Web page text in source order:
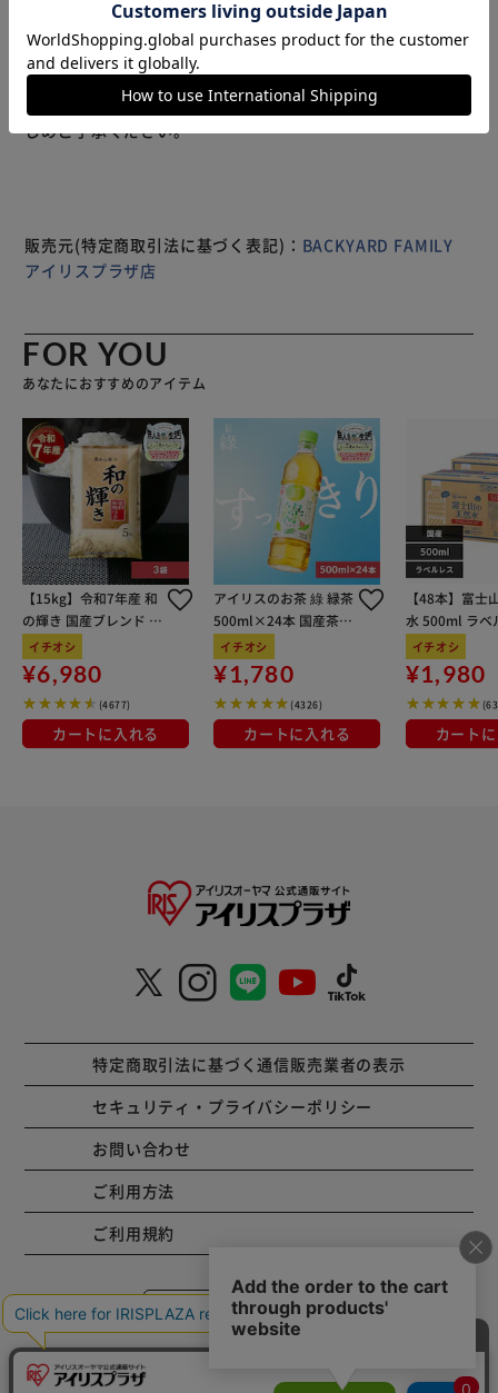
とした平らな面ならどこにでも貼れ、壁面にはがし跡も残り
にくい、まさに魔法のような不思議なシート。水洗いで繰り
返し貼って剥がせるのも嬉しいポイント！ 空中に浮いた状
態で収納できるから、ボトルの底にぬめりが溜まらず衛生
的。煩わしいお風呂掃除の手間が減って家事がグッと楽に。
金属プレートを上に軽くスライドさせれば、ボトルだけをス
が付属。（※ホルダーにはまらない形状のボトルもございま
す。お手持ちのボトルサイズをよくご確認の上、お買い求め
もっと見る
※製品は予告なく仕様を変更する場合がございます。あらか
じめご了承ください。
販売元(特定商取引法に基づく表記)： BACKYARD FAMILY
アイリスプラザ店
FOR YOU
あなたにおすすめのアイテム
【15kg】令和7年産 和
の輝き 国産ブレンド 5
kg×3袋
イチオシ
¥6,980
(4677)
カートに入れる
アイリスのお茶 綠 緑茶
500ml×24本 国産茶葉
100％使用
イチオシ
¥1,780
(4326)
カートに入れる
【48本】富士
水 500ml ラベ
イチオシ
¥1,980
カート
特定商取引法に基づく通信販売業者の表示
セキュリティ・プライバシーポリシー
お問い合わせ
ご利用方法
ご利用規約
コーポレートサイト